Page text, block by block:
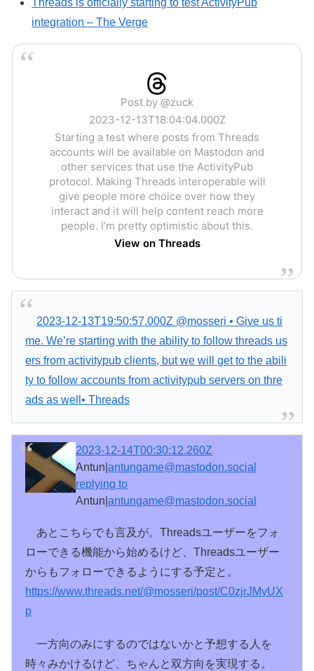
integration – The Verge
Post by @zuck
2023-12-13T18:04:04.000Z
Starting a test where posts from Threads
accounts will be available on Mastodon and
other services that use the ActivityPub
protocol. Making Threads interoperable will
give people more choice over how they
interact and it will help content reach more
people. I’m pretty optimistic about this.
View on Threads
2023-12-13T19:50:57.000Z @mosseri • Give us ti
me. We’re starting with the ability to follow threads us
ers from activitypub clients, but we will get to the abili
ty to follow accounts from activitypub servers on thre
ads as well• Threads
2023-12-14T00:30:12.260Z
Antun|antungame@mastodon.social
replying to
Antun|antungame@mastodon.social
あとこちらでも言及が。Threadsユーザーをフォ
ローできる機能から始めるけど、Threadsユーザー
からもフォローできるようにする予定と。
https://www.threads.net/@mosseri/post/C0zjrJMvUX
p
一方向のみにするのではないかと予想する人を
時々みかけるけど、ちゃんと双方向を実現する。